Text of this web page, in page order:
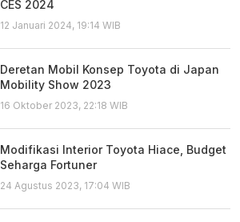
CES 2024
12 Januari 2024, 19:14 WIB
Deretan Mobil Konsep Toyota di Japan
Mobility Show 2023
16 Oktober 2023, 22:18 WIB
Modifikasi Interior Toyota Hiace, Budget
Seharga Fortuner
24 Agustus 2023, 17:04 WIB